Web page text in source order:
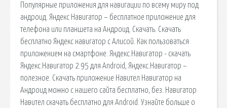
Популярные приложения для навигации по всему миру под
андроид. Яндекс Навигатор – бесплатное приложение для
телефона или планшета на Андроид. Скачать. Скачать
бесплатно Яндекс навигатор с Алисой. Как пользоваться
приложением на смартфоне. Яндекс.Навигатор - скачать
Яндекс.Навигатор 2.95 для Android, Яндекс.Навигатор –
полезное. Скачать приложение Навител Навигатор на
Андроид можно с нашего сайта бесплатно, без. Навигатор
Навител скачать бесплатно для Android. Узнайте больше о